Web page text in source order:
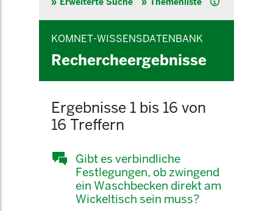
KOMNET-WISSENSDATENBANK
Rechercheergebnisse
Ergebnisse 1 bis 16 von
16 Treffern
Gibt es verbindliche
Festlegungen, ob zwingend
ein Waschbecken direkt am
Wickeltisch sein muss?